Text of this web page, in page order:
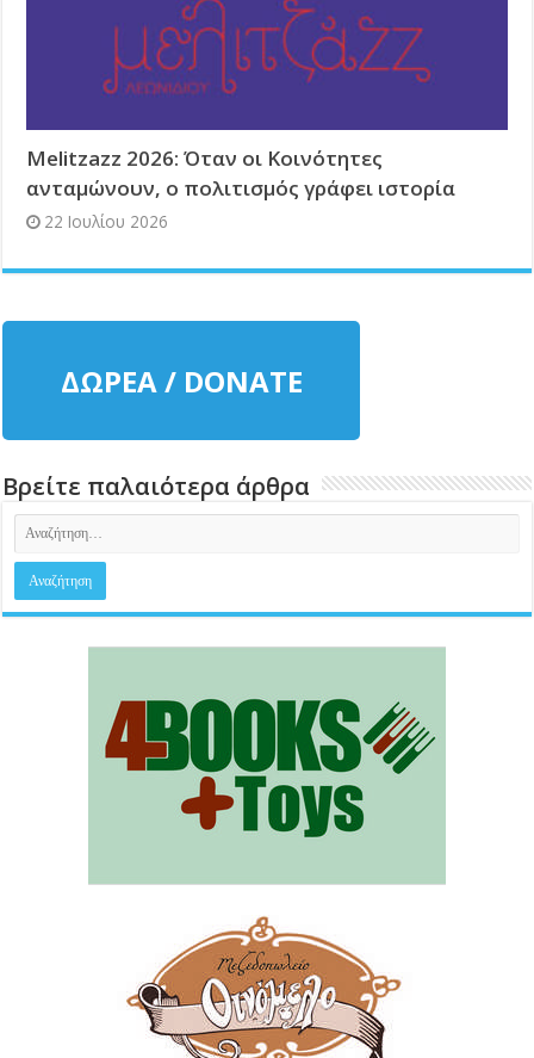
Melitzazz 2026: Όταν οι Κοινότητες
ανταμώνουν, ο πολιτισμός γράφει ιστορία
22 Ιουλίου 2026
ΔΩΡΕΑ / DONATE
Βρείτε παλαιότερα άρθρα